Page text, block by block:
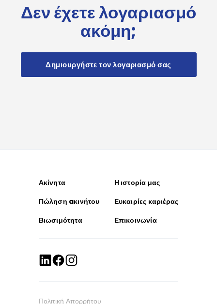
Δεν έχετε λογαριασμό
ακόμη;
Δημιουργήστε τον λογαριασμό σας
Ακίνητα
Η ιστορία μας
Πώληση aκινήτου
Ευκαιρίες καριέρας
Βιωσιμότητα
Επικοινωνία
Πολιτική Απορρήτου